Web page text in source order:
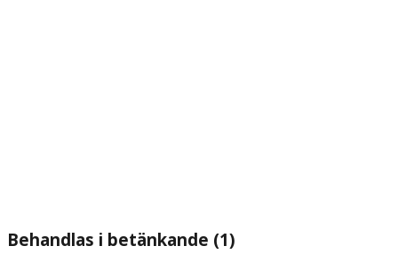
Behandlas i betänkande (1)